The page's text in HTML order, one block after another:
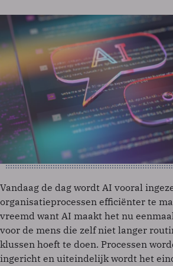
Vandaag de dag wordt AI vooral
organisatieprocessen efficiënter te
vreemd want AI maakt het nu
voor de mens die zelf niet langer
klussen hoeft te doen. Processen
ingericht en uiteindelijk wordt het